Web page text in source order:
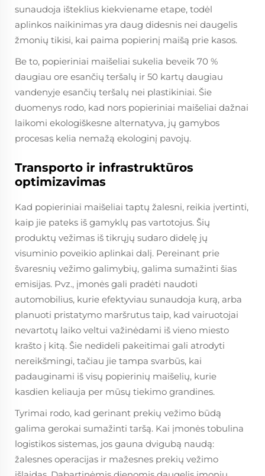
sunaudoja išteklius kiekviename etape, todėl
aplinkos naikinimas yra daug didesnis nei daugelis
žmonių tikisi, kai paima popierinį maišą prie kasos.
Be to, popieriniai maišeliai sukelia beveik 70 %
daugiau ore esančių teršalų ir 50 kartų daugiau
vandenyje esančių teršalų nei plastikiniai. Šie
duomenys rodo, kad nors popieriniai maišeliai dažnai
laikomi ekologiškesne alternatyva, jų gamybos
procesas kelia nemažą ekologinį pavojų.
Transporto ir infrastruktūros
optimizavimas
Kad popieriniai maišeliai taptų žalesni, reikia įvertinti,
kaip jie pateks iš gamyklų pas vartotojus. Šių
produktų vežimas iš tikrųjų sudaro didelę jų
visuminio poveikio aplinkai dalį. Pereinant prie
švaresnių vežimo galimybių, galima sumažinti šias
emisijas. Pvz., įmonės gali pradėti naudoti
automobilius, kurie efektyviau sunaudoja kurą, arba
planuoti pristatymo maršrutus taip, kad vairuotojai
nevartotų laiko veltui važinėdami iš vieno miesto
krašto į kitą. Šie nedideli pakeitimai gali atrodyti
nereikšmingi, tačiau jie tampa svarbūs, kai
padauginami iš visų popierinių maišelių, kurie
kasdien keliauja per mūsų tiekimo grandines.
Tyrimai rodo, kad gerinant prekių vežimo būdą
galima gerokai sumažinti taršą. Kai įmonės tobulina
logistikos sistemas, jos gauna dvigubą naudą:
žalesnes operacijas ir mažesnes prekių vežimo